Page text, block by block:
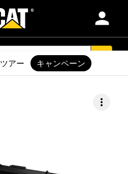
person
more_vert
ツアー キャンペーン